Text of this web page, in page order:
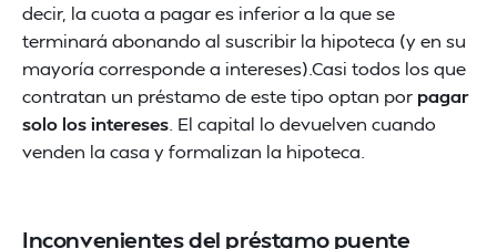
decir, la cuota a pagar es inferior a la que se
terminará abonando al suscribir la hipoteca (y en su
mayoría corresponde a intereses).Casi todos los que
contratan un préstamo de este tipo optan por pagar
solo los intereses . El capital lo devuelven cuando
venden la casa y formalizan la hipoteca.
Inconvenientes del préstamo puente